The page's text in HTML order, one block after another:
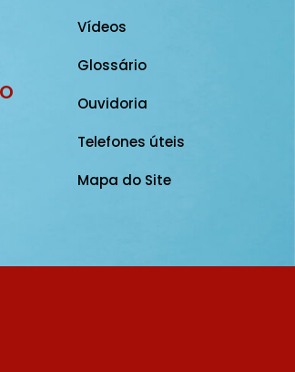
Vídeos
Glossário
Ouvidoria
Telefones úteis
Mapa do Site